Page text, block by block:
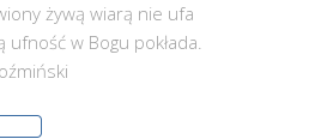
żywą wiarą nie ufa
ufność w Bogu pokłada.